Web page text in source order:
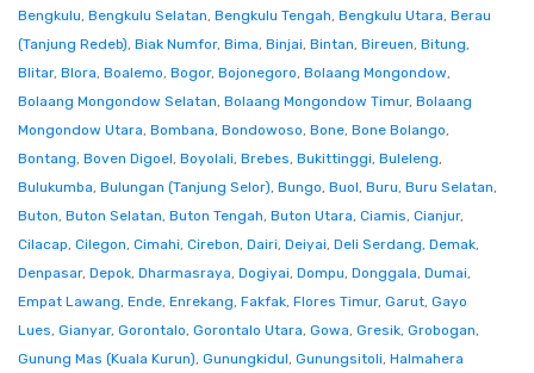
Bengkulu, Bengkulu Selatan, Bengkulu Tengah, Bengkulu Utara, Berau
(Tanjung Redeb), Biak Numfor, Bima, Binjai, Bintan, Bireuen, Bitung,
Blitar, Blora, Boalemo, Bogor, Bojonegoro, Bolaang Mongondow,
Bolaang Mongondow Selatan, Bolaang Mongondow Timur, Bolaang
Mongondow Utara, Bombana, Bondowoso, Bone, Bone Bolango,
Bontang, Boven Digoel, Boyolali, Brebes, Bukittinggi, Buleleng,
Bulukumba, Bulungan (Tanjung Selor), Bungo, Buol, Buru, Buru Selatan,
Buton, Buton Selatan, Buton Tengah, Buton Utara, Ciamis, Cianjur,
Cilacap, Cilegon, Cimahi, Cirebon, Dairi, Deiyai, Deli Serdang, Demak,
Denpasar, Depok, Dharmasraya, Dogiyai, Dompu, Donggala, Dumai,
Empat Lawang, Ende, Enrekang, Fakfak, Flores Timur, Garut, Gayo
Lues, Gianyar, Gorontalo, Gorontalo Utara, Gowa, Gresik, Grobogan,
Gunung Mas (Kuala Kurun), Gunungkidul, Gunungsitoli, Halmahera